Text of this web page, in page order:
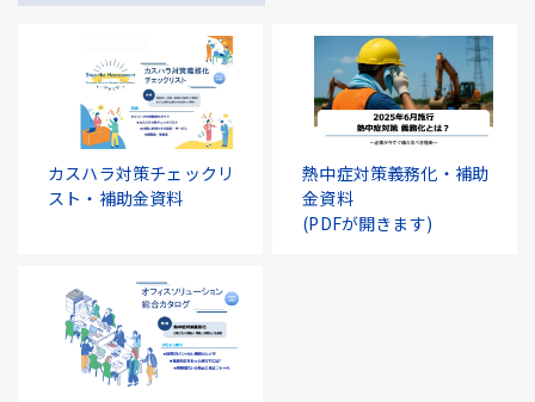
カスハラ対策チェックリ
スト・補助金資料
熱中症対策義務化・補助
金資料
(PDFが開きます)